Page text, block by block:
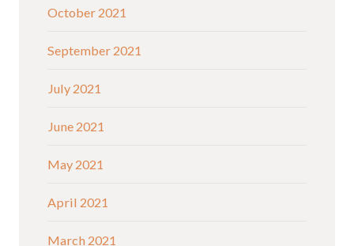
October 2021
September 2021
July 2021
June 2021
May 2021
April 2021
March 2021